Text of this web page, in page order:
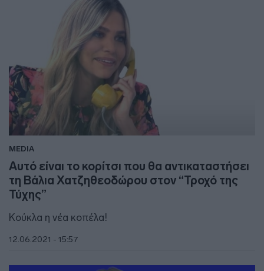
MEDIA
Αυτό είναι το κορίτσι που θα αντικαταστήσει
τη Βάλια Χατζηθεοδώρου στον “Τροχό της
Τύχης”
Κούκλα η νέα κοπέλα!
12.06.2021 - 15:57